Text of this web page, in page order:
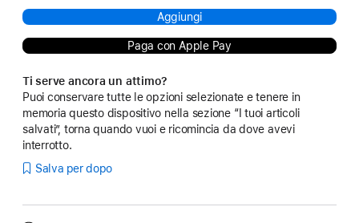
Aggiungi
Paga con Apple Pay
Ti serve ancora un attimo?
Puoi conservare tutte le opzioni selezionate e tenere in
memoria questo dispositivo nella sezione “I tuoi articoli
salvati”, torna quando vuoi e ricomincia da dove avevi
interrotto.
Salva per dopo